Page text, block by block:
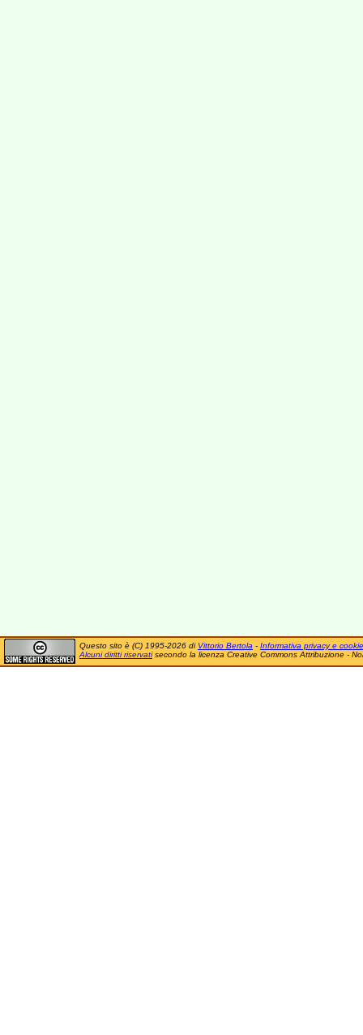
Questo sito è (C) 1995-2026 di Vittorio Bertola - Informativa privacy e cookie
Alcuni diritti riservatisecondo la licenza Creative Commons Attribuzione -